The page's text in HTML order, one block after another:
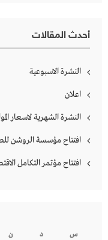
أحدث المقالات
النشرة الاسبوعية
اعلان
النشرة الشهرية لاسعار
افتتاح مؤسسة الروشن
افتتاح مؤتمر التكامل
س
د ن